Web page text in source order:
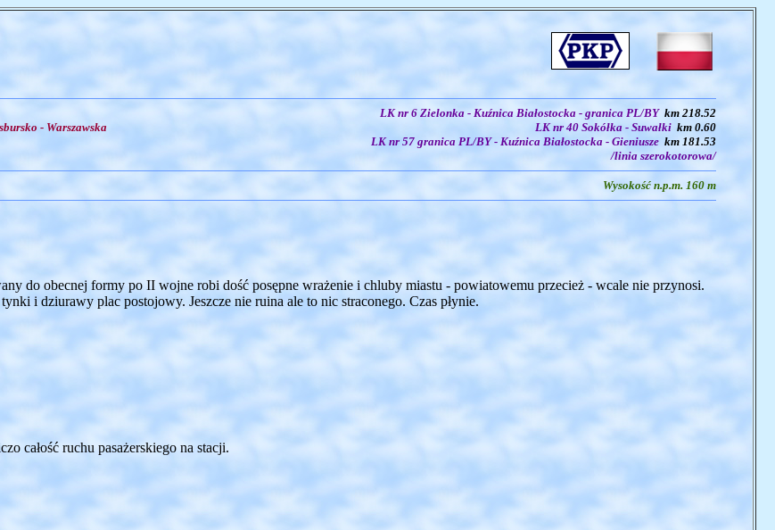
- Warszawska
LK nr 6 Zielonka - Kuźnica Białostocka - granica PL/BY km 218.52
LK nr 40 Sokółka - Suwałki km 0.60
LK nr 57 granica PL/BY - Kuźnica Białostocka - Gieniusze km 181.53
/linia szerokotorowa/
Wysokość n.p.m. 160 m
do obecnej formy po II wojne robi dość posępne wrażenie i chluby miastu - powiatowemu przecież - wcale nie przynosi.
i dziurawy plac postojowy. Jeszcze nie ruina ale to nic straconego. Czas płynie.
całość ruchu pasażerskiego na stacji.